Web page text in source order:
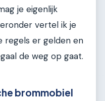
je eigenlijk
vertel ik je
regels er gelden en
de weg op gaat.
brommobiel